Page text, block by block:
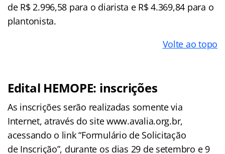
de R$ 2.996,58 para o diarista e R$ 4.369,84 para o
plantonista.
Volte ao topo
Edital HEMOPE: inscrições
As inscrições serão realizadas somente via
Internet, através do site www.avalia.org.br,
acessando o link “Formulário de Solicitação
de Inscrição”, durante os dias 29 de setembro e 9